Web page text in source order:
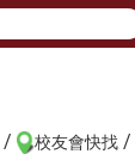
/ 校友會快找 /